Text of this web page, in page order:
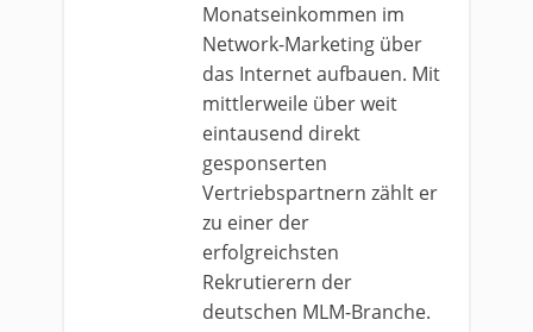
Monatseinkommen im
Network-Marketing über
das Internet aufbauen. Mit
mittlerweile über weit
eintausend direkt
gesponserten
Vertriebspartnern zählt er
zu einer der
erfolgreichsten
Rekrutierern der
deutschen MLM-Branche.